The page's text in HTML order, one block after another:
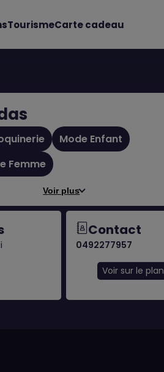
TourismeCarte cadeau
Mode Enfant
Femme
Voir plus
Contact
0492277957
Voir sur le plan